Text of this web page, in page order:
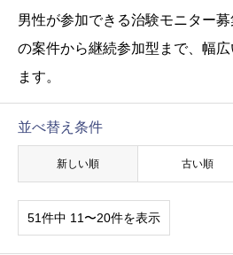
男性が参加できる治験モニター
の案件から継続参加型まで、幅
ます。
並べ替え条件
新しい順 古い順
51件中 11〜20件を表示